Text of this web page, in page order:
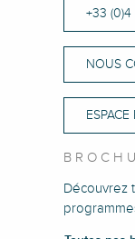
+33 (0)4
NOUS
ESPACE
Découvrez